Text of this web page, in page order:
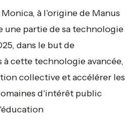
à l'origine de Manus
une partie de sa technologie
dans le but de
à cette technologie avancée,
collective et accélérer les
d'intérêt public